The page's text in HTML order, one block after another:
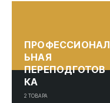
ПРОФЕССИОНАЛ
ЬНАЯ
ПЕРЕПОДГОТОВ
КА
2 ТОВАРА